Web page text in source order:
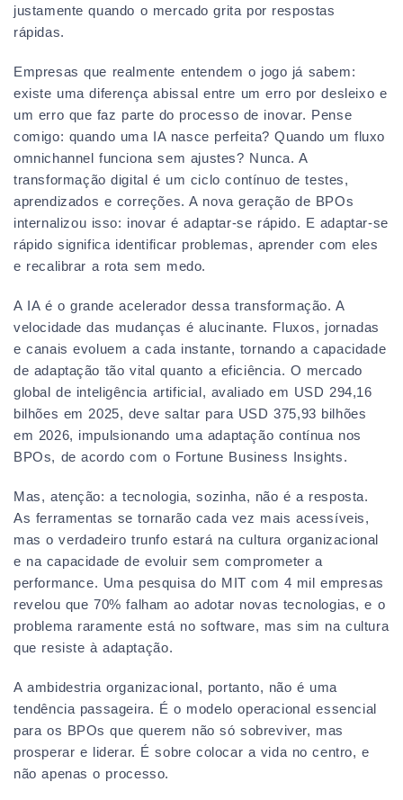
justamente quando o mercado grita por respostas
rápidas.
Empresas que realmente entendem o jogo já sabem:
existe uma diferença abissal entre um erro por desleixo e
um erro que faz parte do processo de inovar. Pense
comigo: quando uma IA nasce perfeita? Quando um fluxo
omnichannel funciona sem ajustes? Nunca. A
transformação digital é um ciclo contínuo de testes,
aprendizados e correções. A nova geração de BPOs
internalizou isso: inovar é adaptar-se rápido. E adaptar-se
rápido significa identificar problemas, aprender com eles
e recalibrar a rota sem medo.
A IA é o grande acelerador dessa transformação. A
velocidade das mudanças é alucinante. Fluxos, jornadas
e canais evoluem a cada instante, tornando a capacidade
de adaptação tão vital quanto a eficiência. O mercado
global de inteligência artificial, avaliado em USD 294,16
bilhões em 2025, deve saltar para USD 375,93 bilhões
em 2026, impulsionando uma adaptação contínua nos
BPOs, de acordo com o Fortune Business Insights.
Mas, atenção: a tecnologia, sozinha, não é a resposta.
As ferramentas se tornarão cada vez mais acessíveis,
mas o verdadeiro trunfo estará na cultura organizacional
e na capacidade de evoluir sem comprometer a
performance. Uma pesquisa do MIT com 4 mil empresas
revelou que 70% falham ao adotar novas tecnologias, e o
problema raramente está no software, mas sim na cultura
que resiste à adaptação.
A ambidestria organizacional, portanto, não é uma
tendência passageira. É o modelo operacional essencial
para os BPOs que querem não só sobreviver, mas
prosperar e liderar. É sobre colocar a vida no centro, e
não apenas o processo.